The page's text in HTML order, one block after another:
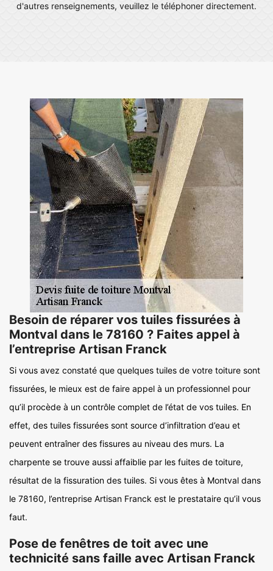
d'autres renseignements, veuillez le téléphoner directement.
Besoin de réparer vos tuiles fissurées à
Montval dans le 78160 ? Faites appel à
l’entreprise Artisan Franck
Si vous avez constaté que quelques tuiles de votre toiture sont
fissurées, le mieux est de faire appel à un professionnel pour
qu’il procède à un contrôle complet de l’état de vos tuiles. En
effet, des tuiles fissurées sont source d’infiltration d’eau et
peuvent entraîner des fissures au niveau des murs. La
charpente se trouve aussi affaiblie par les fuites de toiture,
résultat de la fissuration des tuiles. Si vous êtes à Montval dans
le 78160, l’entreprise Artisan Franck est le prestataire qu’il vous
faut.
Pose de fenêtres de toit avec une
technicité sans faille avec Artisan Franck